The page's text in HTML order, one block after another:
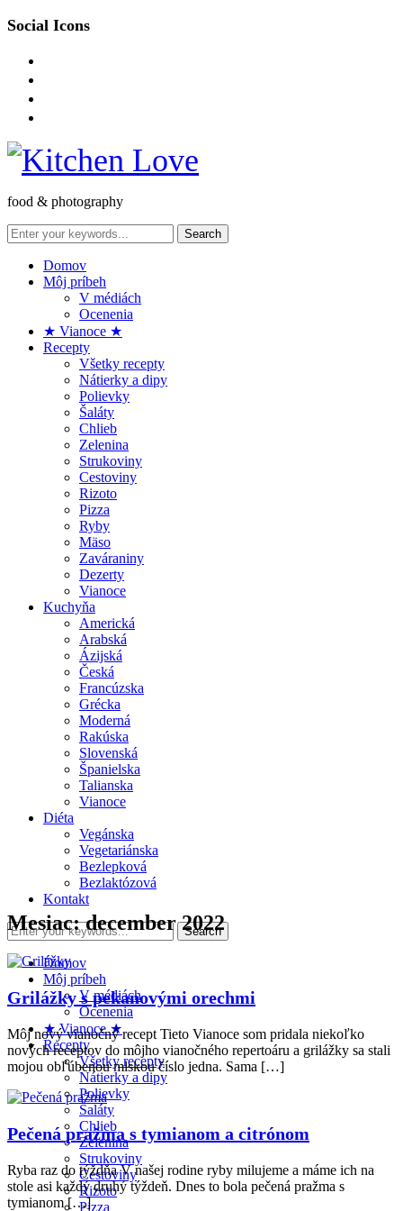
Social Icons
food & photography
Domov
Môj príbeh
V médiách
Ocenenia
★ Vianoce ★
Recepty
Všetky recepty
Nátierky a dipy
Polievky
Šaláty
Chlieb
Zelenina
Strukoviny
Cestoviny
Rizoto
Pizza
Ryby
Mäso
Zaváraniny
Dezerty
Vianoce
Kuchyňa
Americká
Arabská
Ázijská
Česká
Francúzska
Grécka
Moderná
Rakúska
Slovenská
Španielska
Talianska
Vianoce
Diéta
Vegánska
Vegetariánska
Bezlepková
Bezlaktózová
Kontakt
Domov
Môj príbeh
V médiách
Ocenenia
★ Vianoce ★
Recepty
Všetky recepty
Nátierky a dipy
Polievky
Šaláty
Chlieb
Zelenina
Strukoviny
Cestoviny
Rizoto
Pizza
Mesiac:december 2022
Grilážky s pekanovými orechmi
Môj nový vianočný recept Tieto Vianoce som pridala niekoľko
nových receptov do môjho vianočného repertoáru a grilážky sa stali
mojou obľúbenou mlskou číslo jedna. Sama […]
Pečená pražma s tymianom a citrónom
Ryba raz do týždňa V našej rodine ryby milujeme a máme ich na
stole asi každý druhý týždeň. Dnes to bola pečená pražma s
tymianom […]